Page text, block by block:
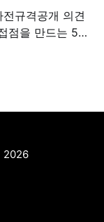
규격공개 의견
점을 만드는 5가